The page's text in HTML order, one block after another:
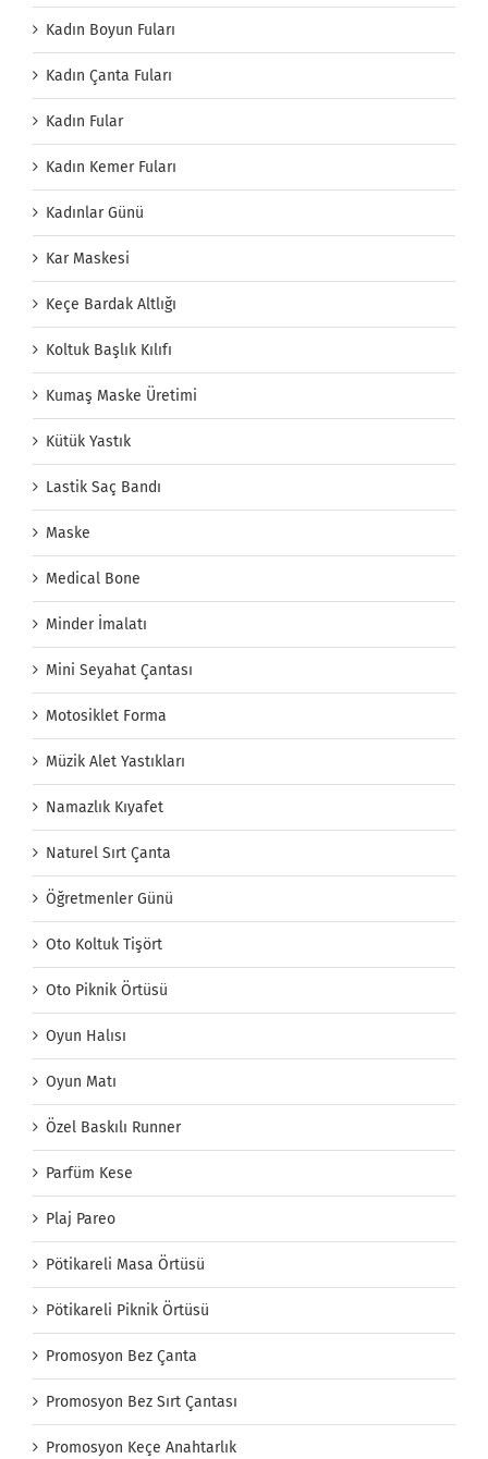
Kadın Boyun Fuları
Kadın Çanta Fuları
Kadın Fular
Kadın Kemer Fuları
Kadınlar Günü
Kar Maskesi
Keçe Bardak Altlığı
Koltuk Başlık Kılıfı
Kumaş Maske Üretimi
Kütük Yastık
Lastik Saç Bandı
Maske
Medical Bone
Minder İmalatı
Mini Seyahat Çantası
Motosiklet Forma
Müzik Alet Yastıkları
Namazlık Kıyafet
Naturel Sırt Çanta
Öğretmenler Günü
Oto Koltuk Tişört
Oto Piknik Örtüsü
Oyun Halısı
Oyun Matı
Özel Baskılı Runner
Parfüm Kese
Plaj Pareo
Pötikareli Masa Örtüsü
Pötikareli Piknik Örtüsü
Promosyon Bez Çanta
Promosyon Bez Sırt Çantası
Promosyon Keçe Anahtarlık